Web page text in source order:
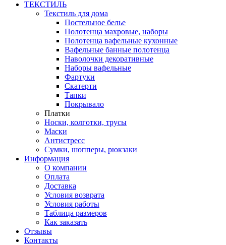
ТЕКСТИЛЬ
Текстиль для дома
Постельное белье
Полотенца махровые, наборы
Полотенца вафельные кухонные
Вафельные банные полотенца
Наволочки декоративные
Наборы вафельные
Фартуки
Скатерти
Тапки
Покрывало
Платки
Носки, колготки, трусы
Маски
Антистресс
Сумки, шопперы, рюкзаки
Информация
О компании
Оплата
Доставка
Условия возврата
Условия работы
Таблица размеров
Как заказать
Отзывы
Контакты